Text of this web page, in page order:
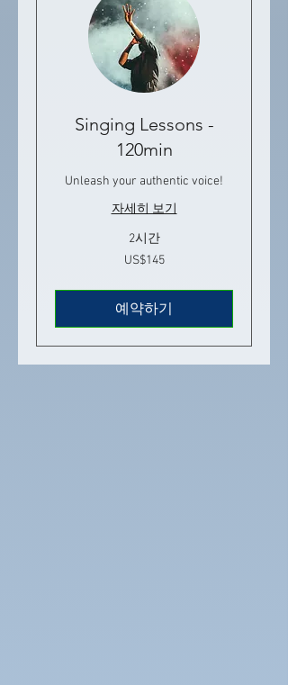
Singing Lessons -
120min
Unleash your authentic voice!
자세히 보기
2시간
달
US$145
예약하기